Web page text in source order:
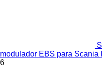
modulador EBS para Scania
6